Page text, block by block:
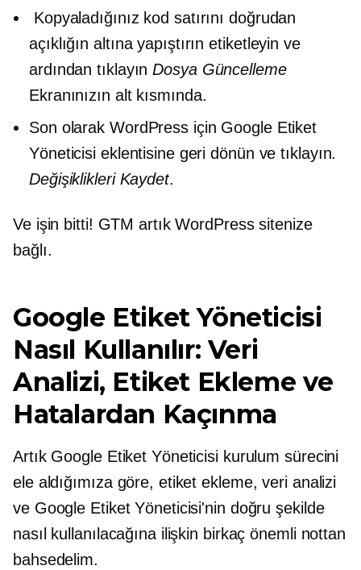
Kopyaladığınız kod satırını doğrudan
açıklığın altına yapıştırınetiketleyin ve
ardından tıklayınDosya Güncelleme
Ekranınızın alt kısmında.
Son olarak WordPress için Google Etiket
Yöneticisi eklentisine geri dönün ve tıklayın.
Değişiklikleri Kaydet.
Ve işin bitti! GTM artık WordPress sitenize
bağlı.
Google Etiket Yöneticisi
Nasıl Kullanılır: Veri
Analizi, Etiket Ekleme ve
Hatalardan Kaçınma
Artık Google Etiket Yöneticisi kurulum sürecini
ele aldığımıza göre, etiket ekleme, veri analizi
ve Google Etiket Yöneticisi'nin doğru şekilde
nasıl kullanılacağına ilişkin birkaç önemli nottan
bahsedelim.